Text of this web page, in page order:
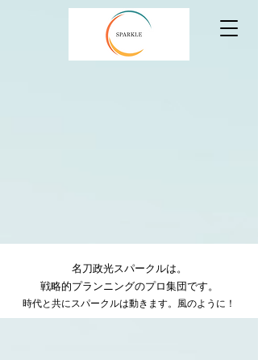
名刀政光スパークルは。
戦略的プランニングのプロ集団です。
​時代と共にスパークルは動きます。風のように！​